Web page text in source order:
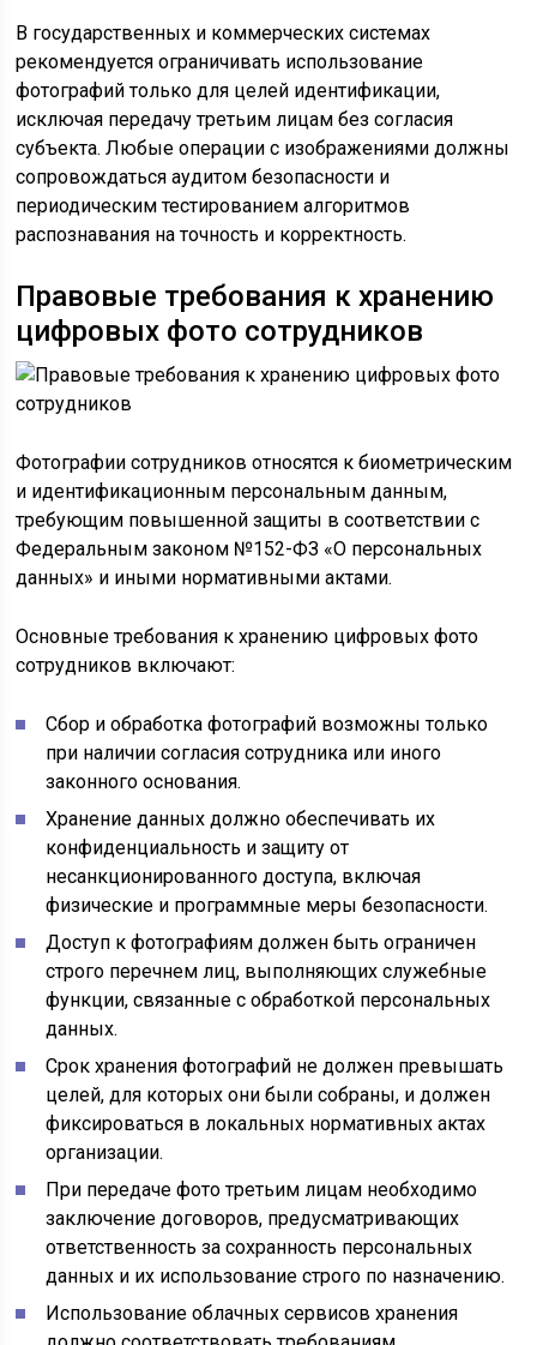
В государственных и коммерческих системах
рекомендуется ограничивать использование
фотографий только для целей идентификации,
исключая передачу третьим лицам без согласия
субъекта. Любые операции с изображениями должны
сопровождаться аудитом безопасности и
периодическим тестированием алгоритмов
распознавания на точность и корректность.
Правовые требования к хранению
цифровых фото сотрудников
Фотографии сотрудников относятся к биометрическим
и идентификационным персональным данным,
требующим повышенной защиты в соответствии с
Федеральным законом №152-ФЗ «О персональных
данных» и иными нормативными актами.
Основные требования к хранению цифровых фото
сотрудников включают:
Сбор и обработка фотографий возможны только
при наличии согласия сотрудника или иного
законного основания.
Хранение данных должно обеспечивать их
конфиденциальность и защиту от
несанкционированного доступа, включая
физические и программные меры безопасности.
Доступ к фотографиям должен быть ограничен
строго перечнем лиц, выполняющих служебные
функции, связанные с обработкой персональных
данных.
Срок хранения фотографий не должен превышать
целей, для которых они были собраны, и должен
фиксироваться в локальных нормативных актах
организации.
При передаче фото третьим лицам необходимо
заключение договоров, предусматривающих
ответственность за сохранность персональных
данных и их использование строго по назначению.
Использование облачных сервисов хранения